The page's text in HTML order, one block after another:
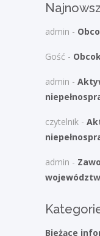
admin -
Gość -
admin -
czytelnik -
admin -
Bieżące